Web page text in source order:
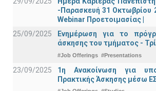
-Παρασκευή 31 Οκτωβρίου
Webinar Προετοιμασίας |
25/09/2025
Ενημέρωση για το
άσκησης του τμήματος -
#Job Offerings #Presentations
23/09/2025
1η Ανακοίνωση για
Πρακτικής Άσκησης μέσω